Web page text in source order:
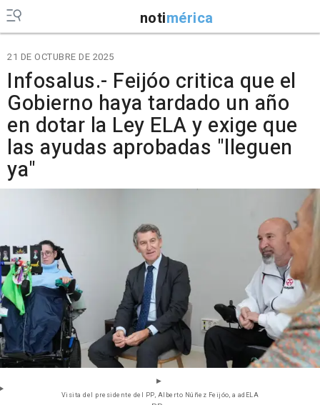
notimérica
21 DE OCTUBRE DE 2025
Infosalus.- Feijóo critica que el
Gobierno haya tardado un año
en dotar la Ley ELA y exige que
las ayudas aprobadas "lleguen
ya"
Visita del presidente del PP, Alberto Núñez Feijóo, a adELA